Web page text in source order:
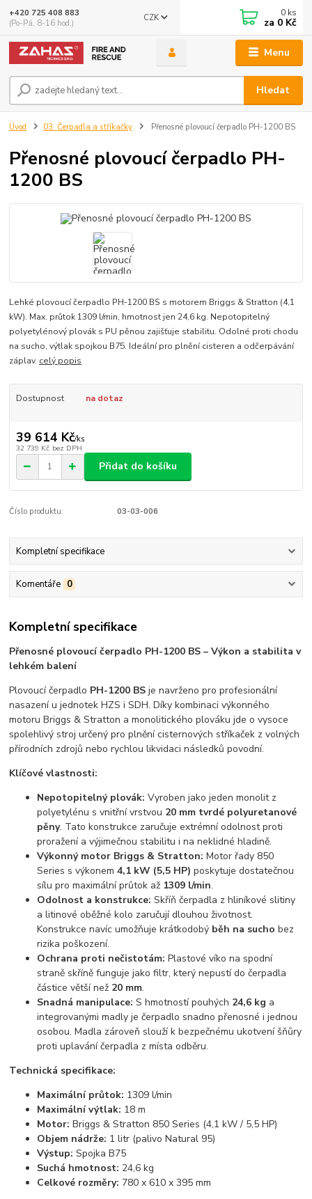
Menu
CZK
Hledat
+420 725 408 883
(Po-Pá, 8-16 hod.)
0 ks
za 0 Kč
Úvod 03. Čerpadla a stříkačky Přenosné plovoucí čerpadlo PH-1200 BS
Přenosné plovoucí čerpadlo PH-
1200 BS
Lehké plovoucí čerpadlo PH-1200 BS s motorem Briggs & Stratton (4,1
kW). Max. průtok 1309 l/min, hmotnost jen 24,6 kg. Nepotopitelný
polyetylénový plovák s PU pěnou zajišťuje stabilitu. Odolné proti chodu
na sucho, výtlak spojkou B75. Ideální pro plnění cisteren a odčerpávání
záplav. celý popis
Dostupnost na dotaz
39 614 Kč/ks
32 739 Kč bez DPH
Přidat do košíku
Číslo produktu: 03-03-006
Kompletní specifikace
Komentáře 0
Kompletní specifikace
Přenosné plovoucí čerpadlo PH-1200 BS – Výkon a stabilita v
lehkém balení
Plovoucí čerpadlo PH-1200 BS je navrženo pro profesionální
nasazení u jednotek HZS i SDH. Díky kombinaci výkonného
motoru Briggs & Stratton a monolitického plováku jde o vysoce
spolehlivý stroj určený pro plnění cisternových stříkaček z volných
přírodních zdrojů nebo rychlou likvidaci následků povodní.
Klíčové vlastnosti:
Nepotopitelný plovák: Vyroben jako jeden monolit z
polyetylénu s vnitřní vrstvou 20 mm tvrdé polyuretanové
pěny. Tato konstrukce zaručuje extrémní odolnost proti
proražení a výjimečnou stabilitu i na neklidné hladině.
Výkonný motor Briggs & Stratton: Motor řady 850
Series s výkonem4,1 kW (5,5 HP) poskytuje dostatečnou
sílu pro maximální průtok až 1309 l/min.
Odolnost a konstrukce: Skříň čerpadla z hliníkové slitiny
a litinové oběžné kolo zaručují dlouhou životnost.
Konstrukce navíc umožňuje krátkodobý běh na sucho bez
rizika poškození.
Ochrana proti nečistotám: Plastové víko na spodní
straně skříně funguje jako filtr, který nepustí do čerpadla
částice větší než 20 mm.
Snadná manipulace: S hmotností pouhých 24,6 kg a
integrovanými madly je čerpadlo snadno přenosné i jednou
osobou. Madla zároveň slouží k bezpečnému ukotvení šňůry
proti uplavání čerpadla z místa odběru.
Technická specifikace:
Maximální průtok: 1309 l/min
Maximální výtlak: 18 m
Motor: Briggs & Stratton 850 Series (4,1 kW / 5,5 HP)
Objem nádrže: 1 litr (palivo Natural 95)
Výstup: Spojka B75
Suchá hmotnost: 24,6 kg
Celkové rozměry: 780 x 610 x 395 mm